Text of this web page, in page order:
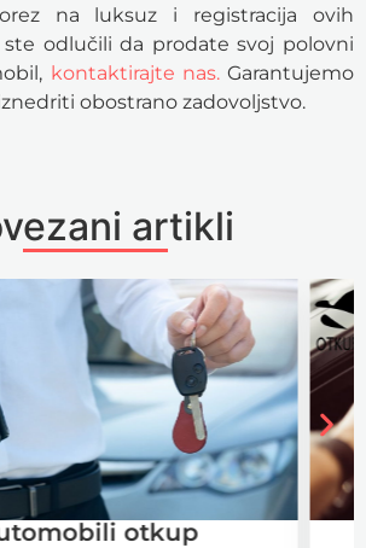
na luksuz i registracija ovih
odlučili da prodate svoj polovni
kontaktirajte nas.Garantujemo
obostrano zadovoljstvo.
artikli
otkup